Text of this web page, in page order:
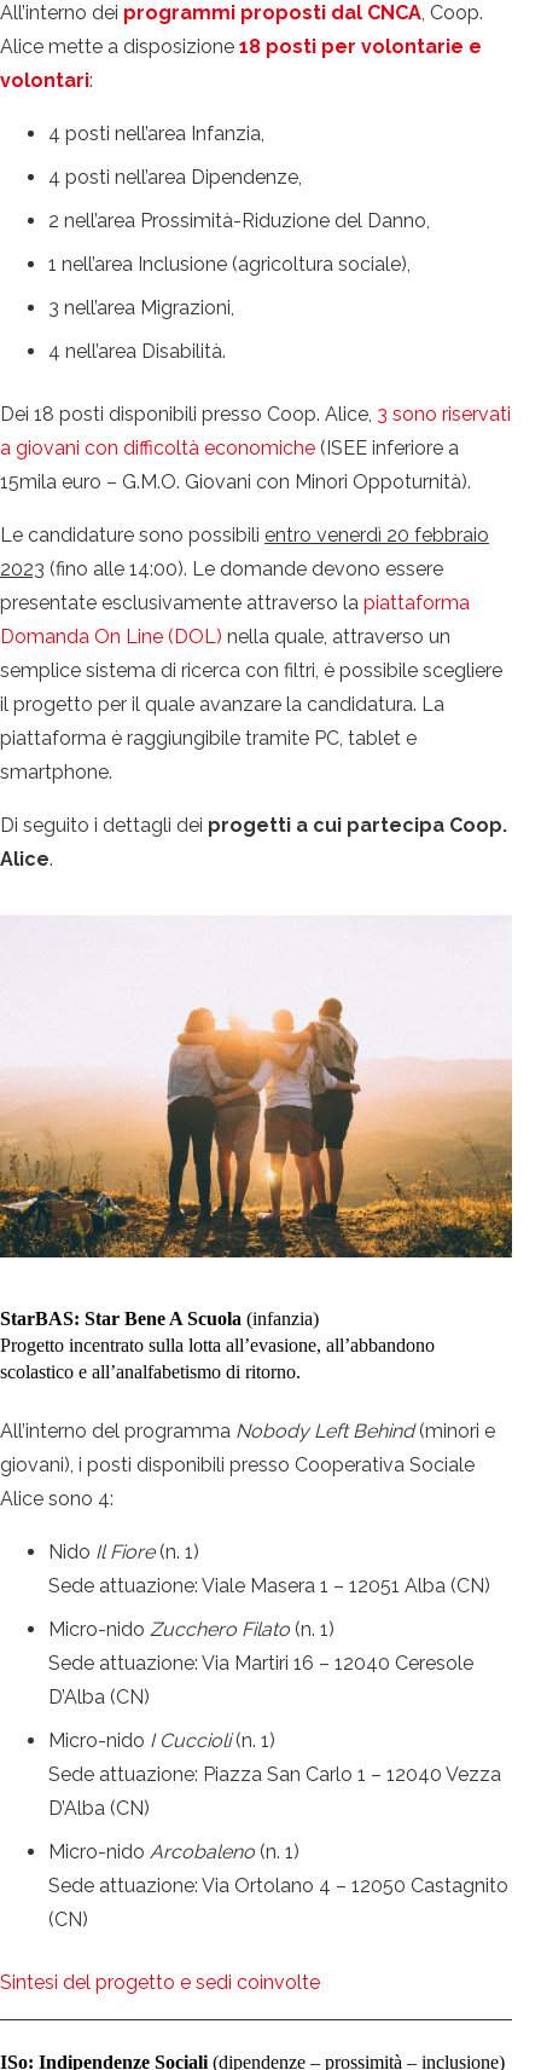
All’interno dei programmi proposti dal CNCA, Coop.
Alice mette a disposizione 18 posti per volontarie e
volontari:
4 posti nell’area Infanzia,
4 posti nell’area Dipendenze,
2 nell’area Prossimità-Riduzione del Danno,
1 nell’area Inclusione (agricoltura sociale),
3 nell’area Migrazioni,
4 nell’area Disabilità.
Dei 18 posti disponibili presso Coop. Alice, 3 sono riservati
a giovani con difficoltà economiche (ISEE inferiore a
15mila euro – G.M.O. Giovani con Minori Oppoturnità).
Le candidature sono possibili entro venerdì 20 febbraio
2023 (fino alle 14:00). Le domande devono essere
presentate esclusivamente attraverso la piattaforma
Domanda On Line (DOL) nella quale, attraverso un
semplice sistema di ricerca con filtri, è possibile scegliere
il progetto per il quale avanzare la candidatura. La
piattaforma è raggiungibile tramite PC, tablet e
smartphone.
Di seguito i dettagli dei progetti a cui partecipa Coop.
Alice.
StarBAS: Star Bene A Scuola (infanzia)
Progetto incentrato sulla lotta all’evasione, all’abbandono
scolastico e all’analfabetismo di ritorno.
All’interno del programma Nobody Left Behind(minori e
giovani), i posti disponibili presso Cooperativa Sociale
Alice sono 4:
Nido Il Fiore(n. 1)
Sede attuazione: Viale Masera 1 – 12051 Alba (CN)
Micro-nido Zucchero Filato (n. 1)
Sede attuazione: Via Martiri 16 – 12040 Ceresole
D’Alba (CN)
Micro-nido I Cuccioli(n. 1)
Sede attuazione: Piazza San Carlo 1 – 12040 Vezza
D’Alba (CN)
Micro-nido Arcobaleno (n. 1)
Sede attuazione: Via Ortolano 4 – 12050 Castagnito
(CN)
Sintesi del progetto e sedi coinvolte
ISo: Indipendenze Sociali (dipendenze – prossimità – inclusione)